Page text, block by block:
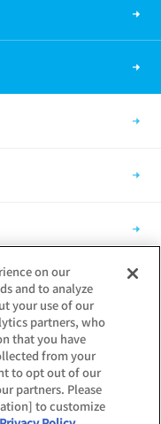
on our
and to analyze
your use of our
partners, who
that you have
from your
to opt out of our
partners. Please
to customize